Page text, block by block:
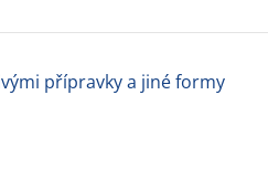
přípravky a jiné formy